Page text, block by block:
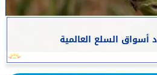
أسواق السلع العالمية